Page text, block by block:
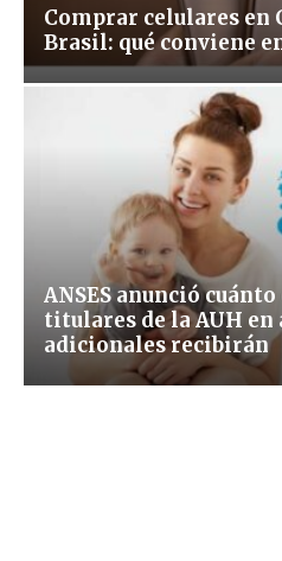
Comprar celulares en
Brasil: qué conviene
ANSES anunció
titulares de la AUH en
adicionales recibirán